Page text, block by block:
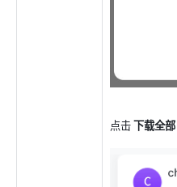
点击 下载全部